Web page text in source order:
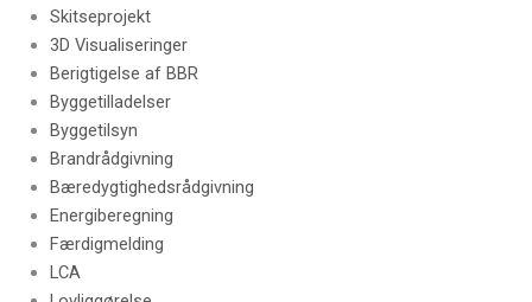
Skitseprojekt
3D Visualiseringer
Berigtigelse af BBR
Byggetilladelser
Byggetilsyn
Brandrådgivning
Bæredygtighedsrådgivning
Energiberegning
Færdigmelding
LCA